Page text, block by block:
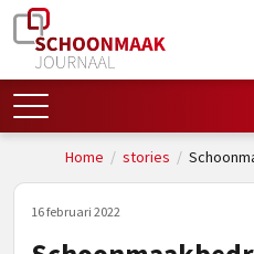
Home / stories /
16 februari 2022